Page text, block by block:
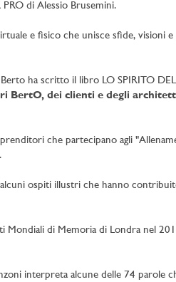
di Alessio Brusemini.
e fisico che unisce sfide, visioni e
ha scritto il libro LO SPIRITO
dei clienti e degli
che partecipano agli
ospiti illustri che hanno
Mondiali di Memoria di Londra nel
interpreta alcune delle 74 parole